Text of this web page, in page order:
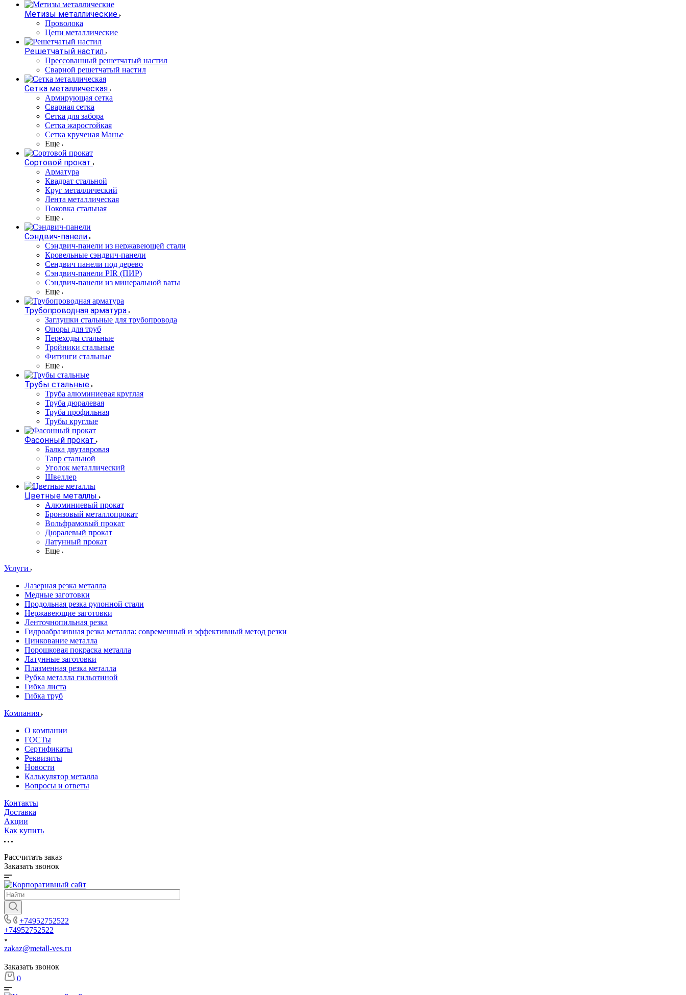
Метизы металлические
Проволока
Цепи металлические
Решетчатый настил
Прессованный решетчатый настил
Сварной решетчатый настил
Сетка металлическая
Армирующая сетка
Сварная сетка
Сетка для забора
Сетка жаростойкая
Сетка крученая Манье
Еще
Сортовой прокат
Арматура
Квадрат стальной
Круг металлический
Лента металлическая
Поковка стальная
Еще
Сэндвич-панели
Cэндвич-панели из нержавеющей стали
Кровельные сэндвич-панели
Сендвич панели под дерево
Сэндвич-панели PIR (ПИР)
Сэндвич-панели из минеральной ваты
Еще
Трубопроводная арматура
Заглушки стальные для трубопровода
Опоры для труб
Переходы стальные
Тройники стальные
Фитинги стальные
Еще
Трубы стальные
Труба алюминиевая круглая
Труба дюралевая
Труба профильная
Трубы круглые
Фасонный прокат
Балка двутавровая
Тавр стальной
Уголок металлический
Швеллер
Цветные металлы
Алюминиевый прокат
Бронзовый металлопрокат
Вольфрамовый прокат
Дюралевый прокат
Латунный прокат
Еще
Услуги
Лазерная резка металла
Медные заготовки
Продольная резка рулонной стали
Нержавеющие заготовки
Ленточнопильная резка
Гидроабразивная резка металла: современный и эффективный метод резки
Цинкование металла
Порошковая покраска металла
Латунные заготовки
Плазменная резка металла
Рубка металла гильотиной
Гибка листа
Гибка труб
Компания
О компании
ГОСТы
Сертификаты
Реквизиты
Новости
Калькулятор металла
Вопросы и ответы
Контакты
Доставка
Акции
Как купить
Рассчитать заказ
Заказать звонок
+74952752522
+74952752522
zakaz@metall-ves.ru
Заказать звонок
0